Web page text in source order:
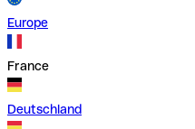
Europe
France
Deutschland